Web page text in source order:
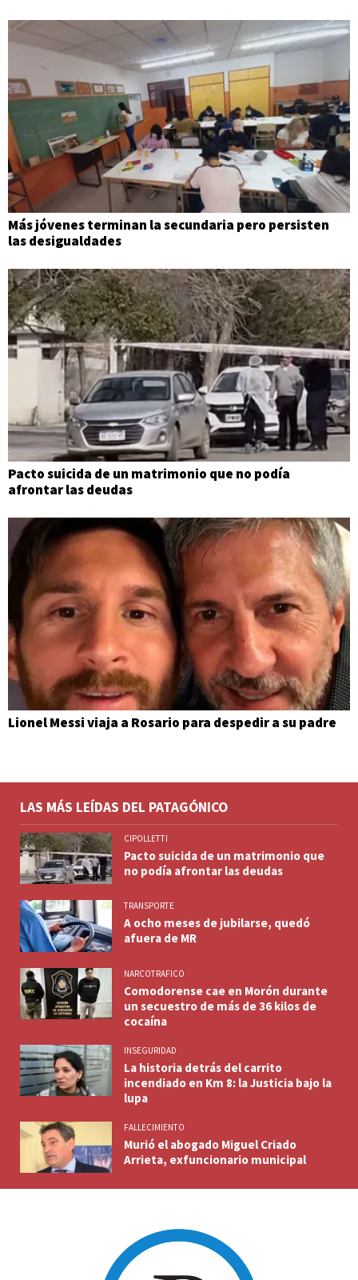
Más jóvenes terminan la secundaria pero persisten
las desigualdades
Pacto suicida de un matrimonio que no podía
afrontar las deudas
Lionel Messi viaja a Rosario para despedir a su padre
LAS MÁS LEÍDAS DEL PATAGÓNICO
CIPOLLETTI
Pacto suicida de un matrimonio que
no podía afrontar las deudas
TRANSPORTE
A ocho meses de jubilarse, quedó
afuera de MR
NARCOTRAFICO
Comodorense cae en Morón durante
un secuestro de más de 36 kilos de
cocaína
INSEGURIDAD
La historia detrás del carrito
incendiado en Km 8: la Justicia bajo la
lupa
FALLECIMIENTO
Murió el abogado Miguel Criado
Arrieta, exfuncionario municipal